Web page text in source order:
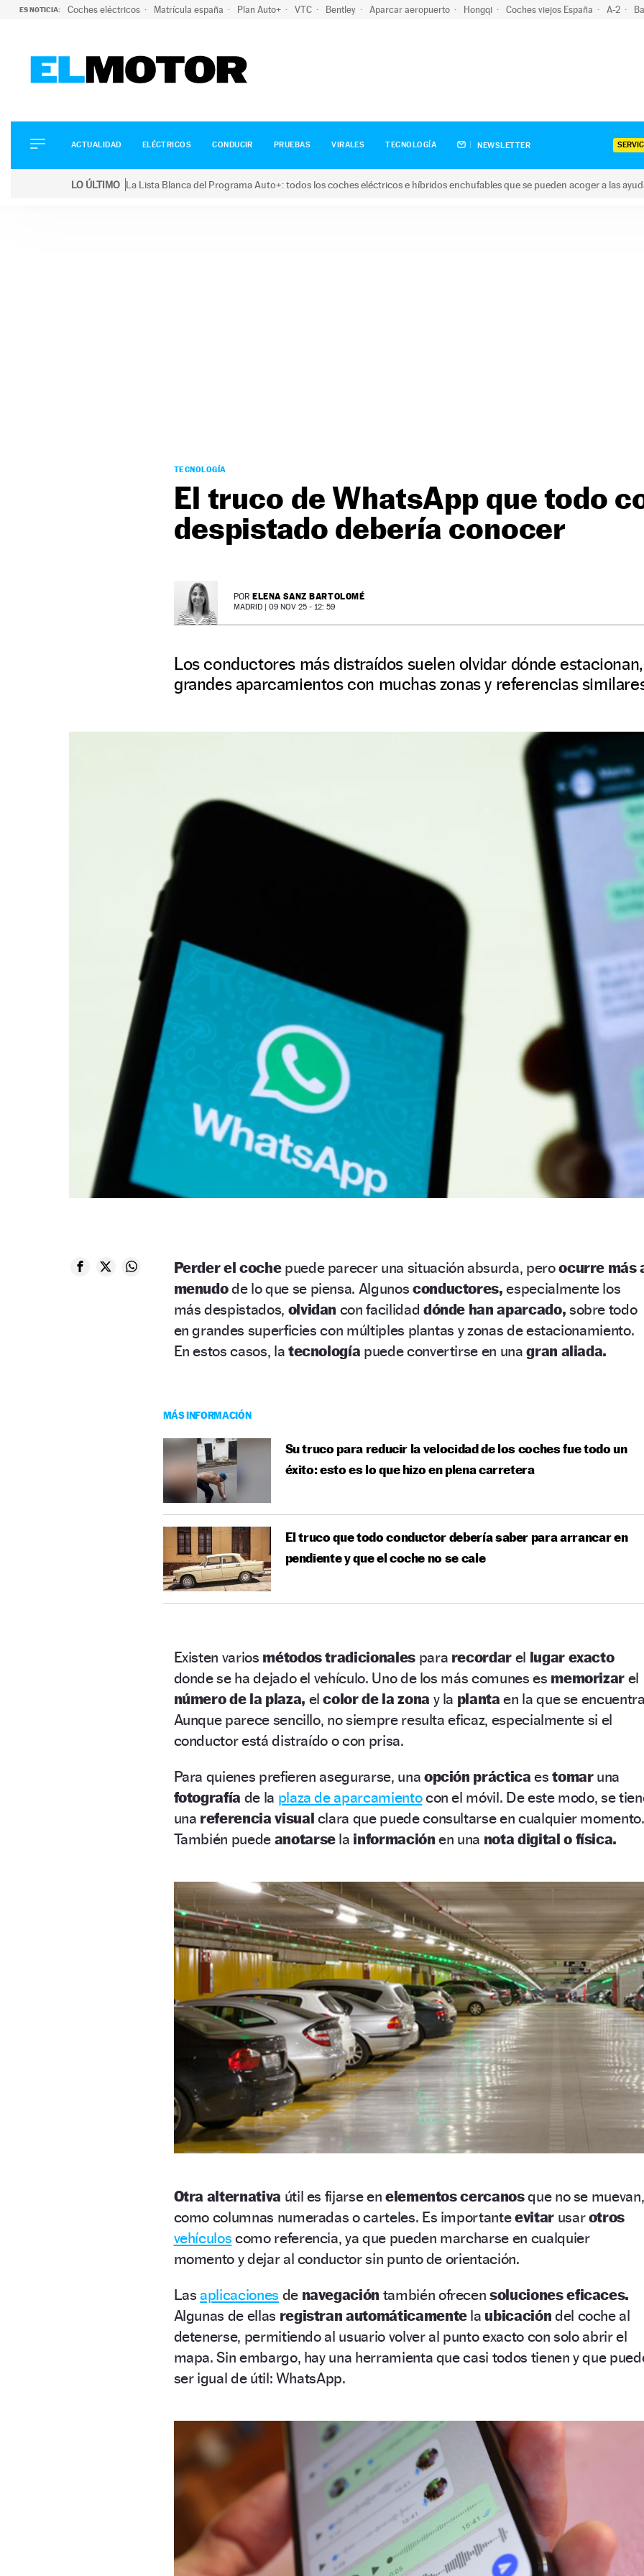
ES NOTICIA: Coches eléctricos Matrícula españa Plan Auto+ VTC Bentley Aparcar aeropuerto Hongqi Coches viejos España A-2
ELÉCTRICOS
CONDUCIR
ACTUALIDAD ELÉCTRICOS CONDUCIR PRUEBAS VIRALES TECNOLOGÍA NEWSLETTER
LO ÚLTIMO La Lista Blanca del Programa Auto+: todos los coches eléctricos e híbridos enchufables que se pueden acoger a las
TECNOLOGÍA
El truco de WhatsApp que todo
despistado debería conocer
POR ELENA SANZ BARTOLOMÉ
MADRID | 09 NOV 25 - 12: 59
Los conductores más distraídos suelen olvidar dónde
grandes aparcamientos con muchas zonas y referencias
Perder el coche puede parecer una situación absurda, peroocurre más
menudode lo que se piensa. Algunos conductores,especialmente los
más despistados, olvidan con facilidad dónde han aparcado, sobre todo
en grandes superficies con múltiples plantas y zonas de estacionamiento.
En estos casos, la tecnología puede convertirse en una gran aliada.
MÁS INFORMACIÓN
Su truco para reducir la velocidad de los coches fue todo un
éxito: esto es lo que hizo en plena carretera
El truco que todo conductor debería saber para arrancar en
pendiente y que el coche no se cale
Existen varios métodos tradicionales para recordar el lugar exacto
donde se ha dejado el vehículo. Uno de los más comunes es memorizar el
número de la plaza, elcolor de la zona y la planta en la que se
Aunque parece sencillo, no siempre resulta eficaz, especialmente si el
conductor está distraído o con prisa.
Para quienes prefieren asegurarse, una opción práctica estomaruna
fotografía de la plaza de aparcamientocon el móvil. De este modo, se
una referencia visual clara que puede consultarse en cualquier momento.
También puede anotarse la información en una nota digital o física.
Otra alternativa útil es fijarse en elementos cercanosque no se muevan,
como columnas numeradas o carteles. Es importanteevitar usarotros
vehículos como referencia, ya que pueden marcharse en cualquier
momento y dejar al conductor sin punto de orientación.
Lasaplicaciones de navegación también ofrecensoluciones eficaces.
Algunas de ellas registran automáticamentela ubicación del coche al
detenerse, permitiendo al usuario volver al punto exacto con solo abrir el
mapa. Sin embargo, hay una herramienta que casi todos tienen y que
ser igual de útil: WhatsApp.